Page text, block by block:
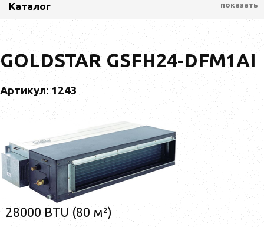
Каталог показать
GOLDSTAR GSFH24-DFM1AI
Артикул: 1243
28000 BTU (80 м²)